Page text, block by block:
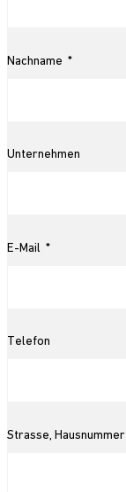
Nachname
Unternehmen
E-Mail
Telefon
Strasse, Hausnummer